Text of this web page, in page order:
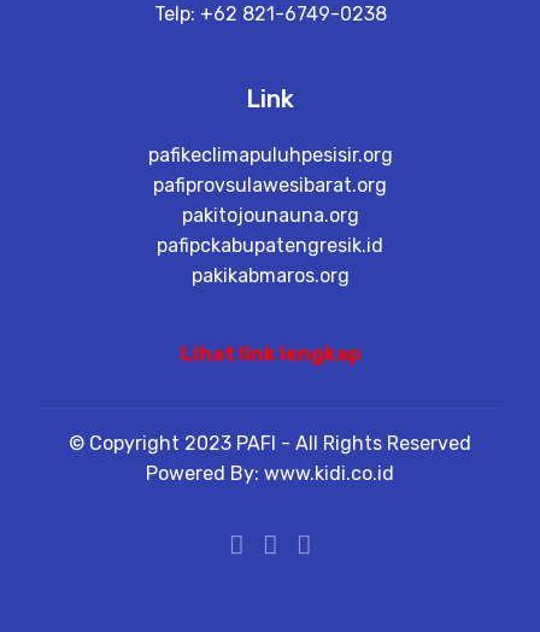
Telp: +62 821-6749-0238
Link
pafikeclimapuluhpesisir.org
pafiprovsulawesibarat.org
pakitojounauna.org
pafipckabupatengresik.id
pakikabmaros.org
Lihat link lengkap
© Copyright 2023 PAFI - All Rights Reserved
Powered By: www.kidi.co.id